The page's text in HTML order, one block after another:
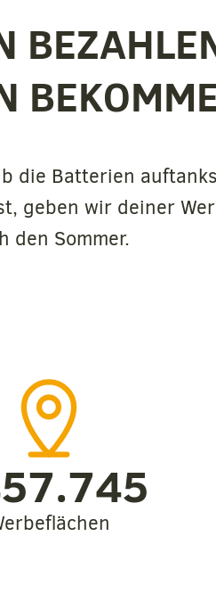
die Batterien
geben wir deiner
den Sommer.